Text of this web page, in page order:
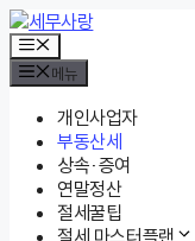
컨
텐
츠
로
메
뉴
메뉴
개인사업자
부동산세
상속·증여
연말정산
절세꿀팁
절세 마스터플랜